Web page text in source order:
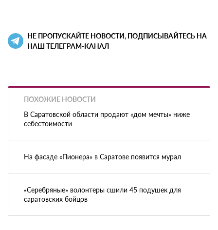
НЕ ПРОПУСКАЙТЕ НОВОСТИ, ПОДПИСЫВАЙТЕСЬ НА
НАШ ТЕЛЕГРАМ-КАНАЛ
ПОХОЖИЕ НОВОСТИ
В Саратовской области продают «дом мечты» ниже
себестоимости
На фасаде «Пионера» в Саратове появится мурал
«Серебряные» волонтеры сшили 45 подушек для
саратовских бойцов